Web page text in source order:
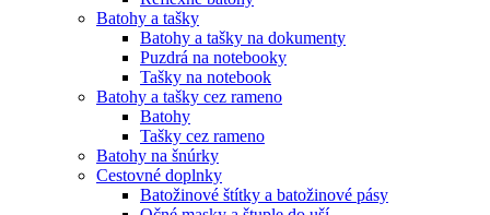
Batohy a tašky
Batohy a tašky na dokumenty
Puzdrá na notebooky
Tašky na notebook
Batohy a tašky cez rameno
Batohy
Tašky cez rameno
Batohy na šnúrky
Cestovné doplnky
Batožinové štítky a batožinové pásy